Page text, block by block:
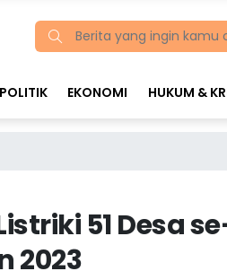
POLITIK EKONOMI HUKUM &
51 Desa
2023